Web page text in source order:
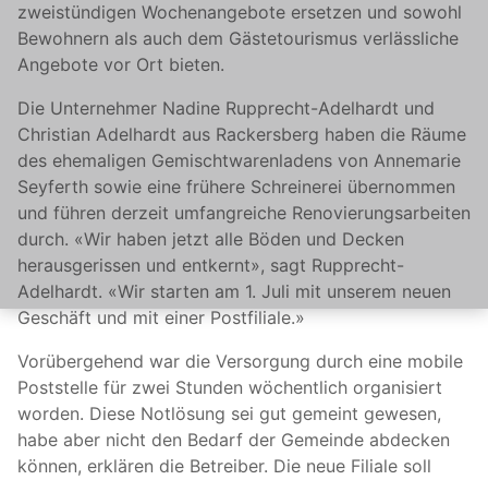
zweistündigen Wochenangebote ersetzen und sowohl
Bewohnern als auch dem Gästetourismus verlässliche
Angebote vor Ort bieten.
Die Unternehmer Nadine Rupprecht-Adelhardt und
Christian Adelhardt aus Rackersberg haben die Räume
des ehemaligen Gemischtwarenladens von Annemarie
Seyferth sowie eine frühere Schreinerei übernommen
und führen derzeit umfangreiche Renovierungsarbeiten
durch. «Wir haben jetzt alle Böden und Decken
herausgerissen und entkernt», sagt Rupprecht-
Adelhardt. «Wir starten am 1. Juli mit unserem neuen
Geschäft und mit einer Postfiliale.»
Vorübergehend war die Versorgung durch eine mobile
Poststelle für zwei Stunden wöchentlich organisiert
worden. Diese Notlösung sei gut gemeint gewesen,
habe aber nicht den Bedarf der Gemeinde abdecken
können, erklären die Betreiber. Die neue Filiale soll